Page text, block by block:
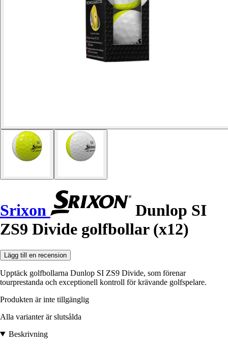
Srixon
Dunlop SI
ZS9 Divide golfbollar (x12)
Lägg till en recension
Upptäck golfbollarna Dunlop SI ZS9 Divide, som förenar
tourprestanda och exceptionell kontroll för krävande golfspelare.
Produkten är inte tillgänglig
Alla varianter är slutsålda
Beskrivning